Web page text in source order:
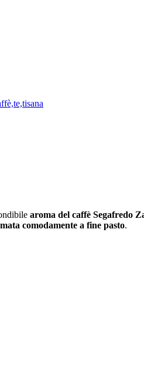
aroma del caffè Segafredo
comodamente a fine pasto.